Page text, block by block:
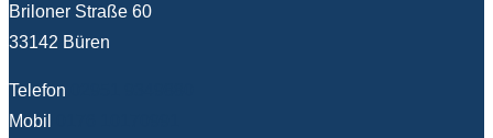
Briloner Straße 60
33142 Büren
Telefon
Mobil